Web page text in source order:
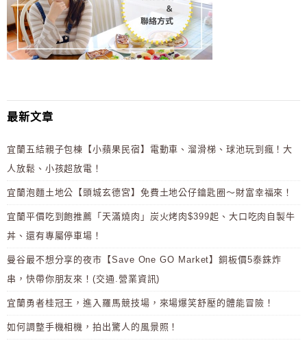
最新文章
宜蘭五結親子包棟【小蘋果民宿】電動車、溜滑梯、球池玩到瘋！大
人放鬆、小孩超放電！
宜蘭泡麵土地公【頭城玄德宮】免費土地公仔鑰匙圈～財富幸福來！
宜蘭平價吃到飽推薦「天滿燒肉」炭火烤肉$399起、大口吃肉自製牛
丼、還有專屬停車場！
曼谷最不想分享的夜市【Save One GO Market】銅板價5泰銖炸
串，快帶你朋友來！(交通.營業資訊)
宜蘭勇者桂冠王，進入羅馬競技場，來場爆笑舒壓的體能冒險！
如何調整手機相機，拍出驚人的風景照！